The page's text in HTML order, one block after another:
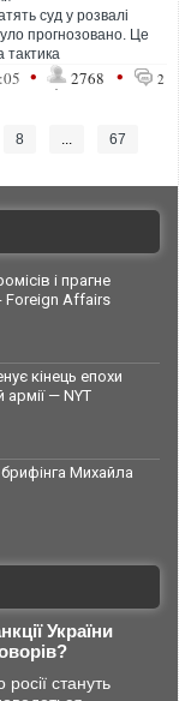
суд у розвалі
прогнозовано. Це
тактика
• 2768 • 2
8 ... 67
і прагне
Foreign Affairs
кінець епохи
армії — NYT
Михайла
України
стануть